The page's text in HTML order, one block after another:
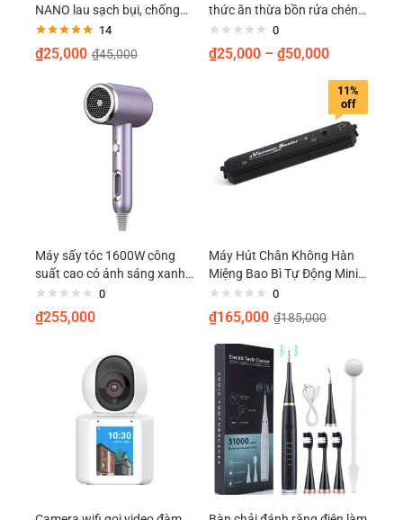
NANO lau sạch bụi, chống
bám bẩn, chống nhờn trên
bề mặt kính, chống bám hơi
nước đi mưa
Được xếp
hạng5.005
14
₫25,000 ₫45,000
thức ăn thừa bồn rửa chén
bát
0
₫25,000 – ₫50,000
Máy sấy tóc 1600W công
suất cao có ánh sáng xanh
V8 INGERPAER
0
₫255,000
11%
off
Máy Hút Chân Không Hàn
Miệng Bao Bì Tự Động Mini
Gia Đình
0
₫165,000 ₫185,000